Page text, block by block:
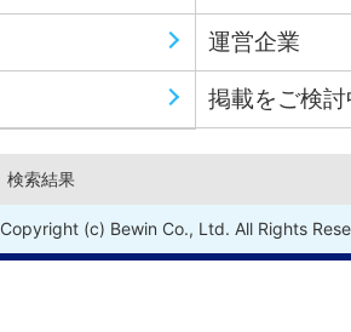
運営企業
掲載をご検
検索結果
Copyright (c) Bewin Co., Ltd. All Rights